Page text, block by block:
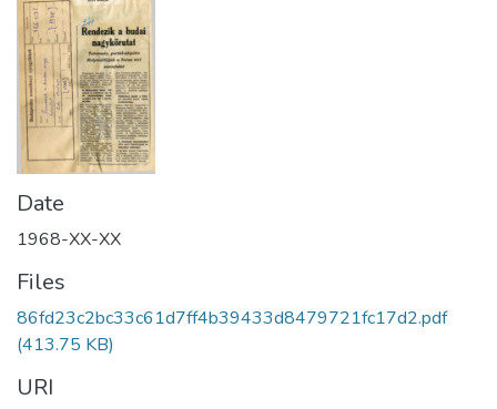
Date
1968-XX-XX
Files
86fd23c2bc33c61d7ff4b39433d8479721fc17d2.pdf
(413.75 KB)
URI